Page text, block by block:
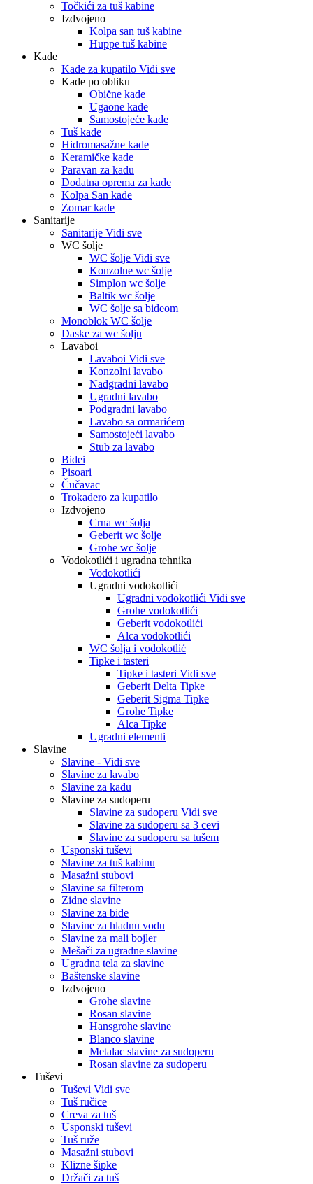
Točkići za tuš kabine
Izdvojeno
Kolpa san tuš kabine
Huppe tuš kabine
Kade
Kade za kupatilo Vidi sve
Kade po obliku
Obične kade
Ugaone kade
Samostojeće kade
Tuš kade
Hidromasažne kade
Keramičke kade
Paravan za kadu
Dodatna oprema za kade
Kolpa San kade
Zomar kade
Sanitarije
Sanitarije Vidi sve
WC šolje
WC šolje Vidi sve
Konzolne wc šolje
Simplon wc šolje
Baltik wc šolje
WC šolje sa bideom
Monoblok WC šolje
Daske za wc šolju
Lavaboi
Lavaboi Vidi sve
Konzolni lavabo
Nadgradni lavabo
Ugradni lavabo
Podgradni lavabo
Lavabo sa ormarićem
Samostojeći lavabo
Stub za lavabo
Bidei
Pisoari
Čučavac
Trokadero za kupatilo
Izdvojeno
Crna wc šolja
Geberit wc šolje
Grohe wc šolje
Vodokotlići i ugradna tehnika
Vodokotlići
Ugradni vodokotlići
Ugradni vodokotlići Vidi sve
Grohe vodokotlići
Geberit vodokotlići
Alca vodokotlići
WC šolja i vodokotlić
Tipke i tasteri
Tipke i tasteri Vidi sve
Geberit Delta Tipke
Geberit Sigma Tipke
Grohe Tipke
Alca Tipke
Ugradni elementi
Slavine
Slavine - Vidi sve
Slavine za lavabo
Slavine za kadu
Slavine za sudoperu
Slavine za sudoperu Vidi sve
Slavine za sudoperu sa 3 cevi
Slavine za sudoperu sa tušem
Usponski tuševi
Slavine za tuš kabinu
Masažni stubovi
Slavine sa filterom
Zidne slavine
Slavine za bide
Slavine za hladnu vodu
Slavine za mali bojler
Mešači za ugradne slavine
Ugradna tela za slavine
Baštenske slavine
Izdvojeno
Grohe slavine
Rosan slavine
Hansgrohe slavine
Blanco slavine
Metalac slavine za sudoperu
Rosan slavine za sudoperu
Tuševi
Tuševi Vidi sve
Tuš ručice
Creva za tuš
Usponski tuševi
Tuš ruže
Masažni stubovi
Klizne šipke
Držači za tuš